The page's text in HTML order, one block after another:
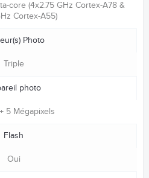
core (4x2.75 GHz Cortex-A78 &
Cortex-A55)
Photo
Triple
photo
5 Mégapixels
Flash
Oui